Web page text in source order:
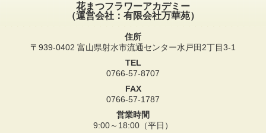
花まつフラワーアカデミー
（運営会社：有限会社万華苑）
住所
〒939-0402 富山県射水市流通センター水戸田2丁目3-1
TEL
0766-57-8707
FAX
0766-57-1787
営業時間
9:00～18:00（平日）